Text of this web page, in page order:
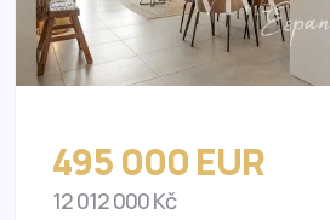
495 000 EUR
12 012 000 Kč